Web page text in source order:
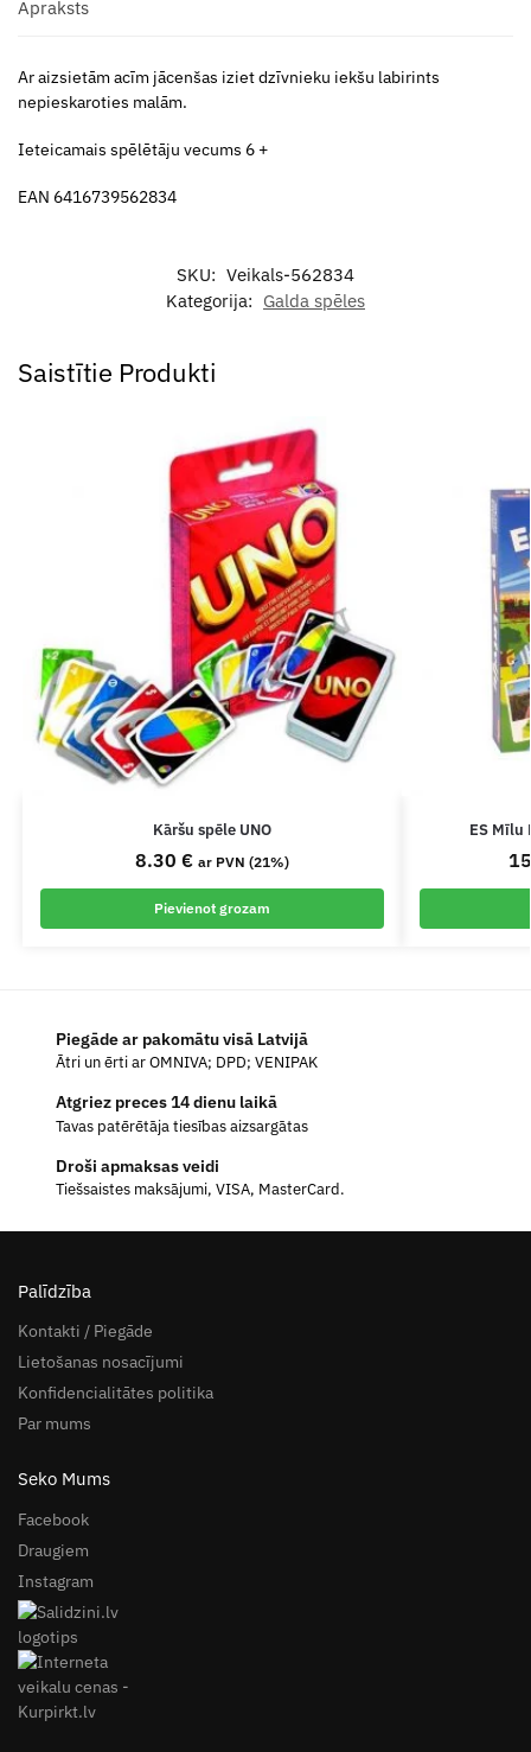
Apraksts
Ar aizsietām acīm jācenšas iziet dzīvnieku iekšu labirints
nepieskaroties malām.
Ieteicamais spēlētāju vecums 6 +
EAN 6416739562834
SKU: Veikals-562834
Kategorija: Galda spēles
Saistītie Produkti
Kāršu spēle UNO
8.30 € ar PVN (21%)
Pievienot grozam
ES Mīlu
Piegāde ar pakomātu visā Latvijā
Ātri un ērti ar OMNIVA; DPD; VENIPAK
Atgriez preces 14 dienu laikā
Tavas patērētāja tiesības aizsargātas
Droši apmaksas veidi
Tiešsaistes maksājumi, VISA, MasterCard.
Palīdzība
Kontakti / Piegāde
Lietošanas nosacījumi
Konfidencialitātes politika
Par mums
Seko Mums
Facebook
Draugiem
Instagram